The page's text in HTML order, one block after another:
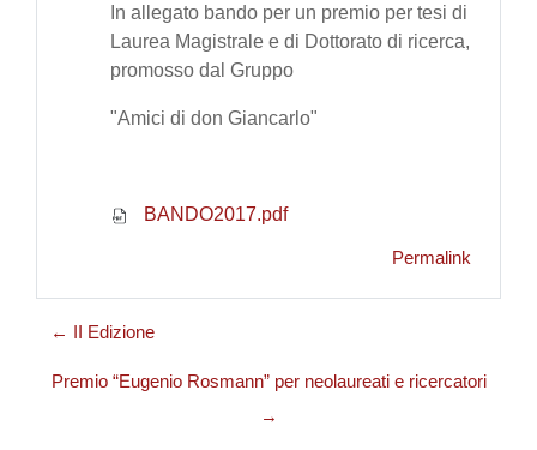
In allegato bando per un premio per tesi di
Laurea Magistrale e di Dottorato di ricerca,
promosso dal Gruppo
"Amici di don Giancarlo"
BANDO2017.pdf
Permalink
← II Edizione
Premio “Eugenio Rosmann” per neolaureati e ricercatori
→